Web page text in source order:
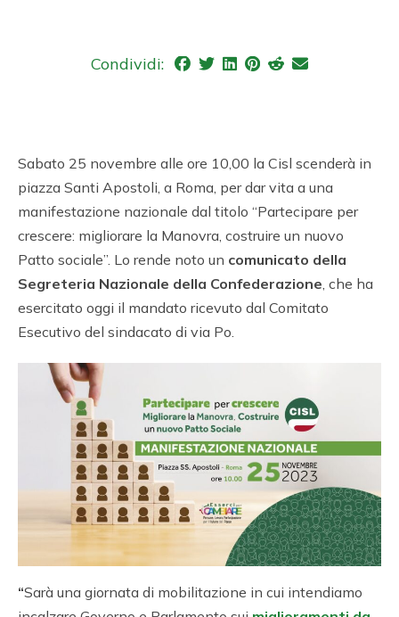
Condividi:
Sabato 25 novembre alle ore 10,00 la Cisl scenderà in
piazza Santi Apostoli, a Roma, per dar vita a una
manifestazione nazionale dal titolo “Partecipare per
crescere: migliorare la Manovra, costruire un nuovo
Patto sociale”. Lo rende noto un comunicato della
Segreteria Nazionale della Confederazione , che ha
esercitato oggi il mandato ricevuto dal Comitato
Esecutivo del sindacato di via Po.
“Sarà una giornata di mobilitazione in cui intendiamo